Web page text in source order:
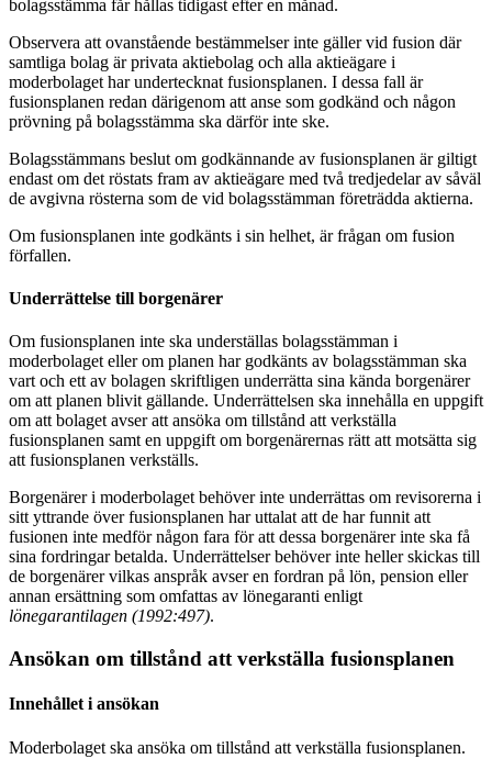
bolagsstämma får hållas tidigast efter en månad.
Observera att ovanstående bestämmelser inte gäller vid fusion där
samtliga bolag är privata aktiebolag och alla aktieägare i
moderbolaget har undertecknat fusionsplanen. I dessa fall är
fusionsplanen redan därigenom att anse som godkänd och någon
prövning på bolagsstämma ska därför inte ske.
Bolagsstämmans beslut om godkännande av fusionsplanen är giltigt
endast om det röstats fram av aktieägare med två tredjedelar av såväl
de avgivna rösterna som de vid bolagsstämman företrädda aktierna.
Om fusionsplanen inte godkänts i sin helhet, är frågan om fusion
förfallen.
Underrättelse till borgenärer
Om fusionsplanen inte ska underställas bolagsstämman i
moderbolaget eller om planen har godkänts av bolagsstämman ska
vart och ett av bolagen skriftligen underrätta sina kända borgenärer
om att planen blivit gällande. Underrättelsen ska innehålla en uppgift
om att bolaget avser att ansöka om tillstånd att verkställa
fusionsplanen samt en uppgift om borgenärernas rätt att motsätta sig
att fusionsplanen verkställs.
Borgenärer i moderbolaget behöver inte underrättas om revisorerna i
sitt yttrande över fusionsplanen har uttalat att de har funnit att
fusionen inte medför någon fara för att dessa borgenärer inte ska få
sina fordringar betalda. Underrättelser behöver inte heller skickas till
de borgenärer vilkas anspråk avser en fordran på lön, pension eller
annan ersättning som omfattas av lönegaranti enligt
lönegarantilagen (1992:497).
Ansökan om tillstånd att verkställa fusionsplanen
Innehållet i ansökan
Moderbolaget ska ansöka om tillstånd att verkställa fusionsplanen.